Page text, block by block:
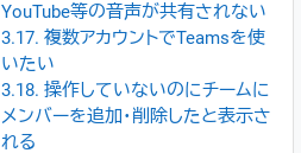
YouTube等の音声が共有されない
3.17. 複数アカウントでTeamsを使
いたい
3.18. 操作していないのにチームに
メンバーを追加・削除したと表示さ
れる